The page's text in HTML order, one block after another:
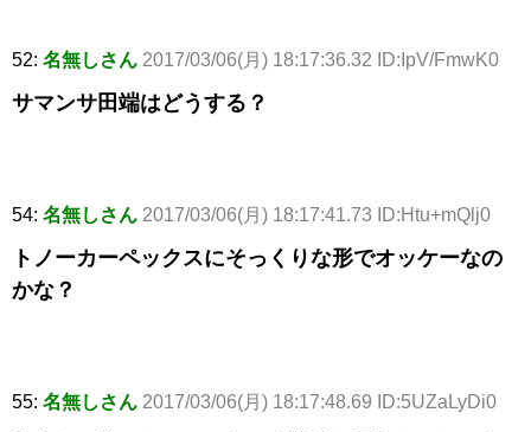
52: 名無しさん 2017/03/06(月) 18:17:36.32 ID:IpV/FmwK0
サマンサ田端はどうする？
54: 名無しさん 2017/03/06(月) 18:17:41.73 ID:Htu+mQlj0
トノーカーペックスにそっくりな形でオッケーなの
かな？
55: 名無しさん 2017/03/06(月) 18:17:48.69 ID:5UZaLyDi0